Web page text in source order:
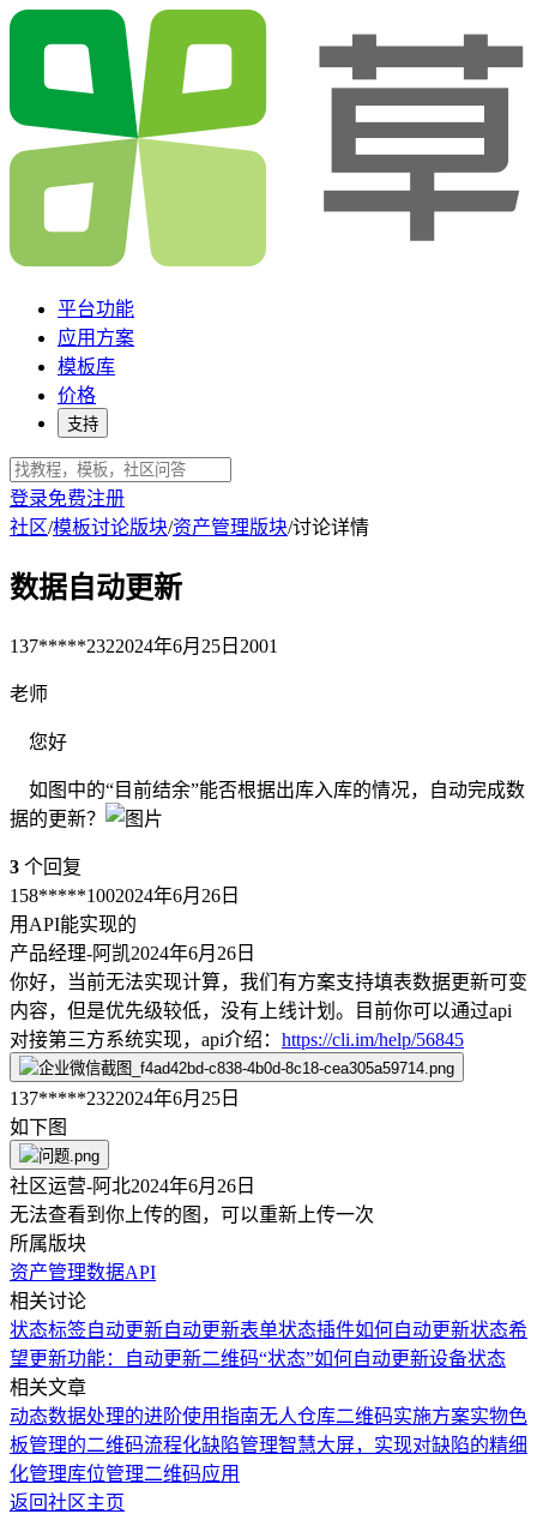
平台功能
应用方案
模板库
价格
支持
登录免费注册
社区/模板讨论版块/资产管理版块/讨论详情
数据自动更新
137*****2322024年6月25日 2001
老师
您好
如图中的“目前结余”能否根据出库入库的情况，自动完成数
据的更新？
3 个回复
158*****1002024年6月26日
用API能实现的
产品经理-阿凯2024年6月26日
你好，当前无法实现计算，我们有方案支持填表数据更新可变
内容，但是优先级较低，没有上线计划。目前你可以通过api
对接第三方系统实现，api介绍： https://cli.im/help/56845
137*****2322024年6月25日
如下图
社区运营-阿北2024年6月26日
无法查看到你上传的图，可以重新上传一次
所属版块
资产管理数据API
相关讨论
状态标签自动更新自动更新表单状态插件如何自动更新状态希
望更新功能：自动更新二维码“状态”如何自动更新设备状态
相关文章
动态数据处理的进阶使用指南无人仓库二维码实施方案实物色
板管理的二维码流程化缺陷管理智慧大屏，实现对缺陷的精细
化管理库位管理二维码应用
返回社区主页